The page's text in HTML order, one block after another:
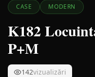
CASE MODERN
K182
P+M
142vizualizări